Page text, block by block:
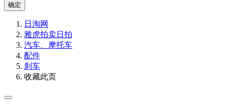
确定
日淘网
雅虎拍卖日拍
汽车、摩托车
配件
刹车
收藏此页